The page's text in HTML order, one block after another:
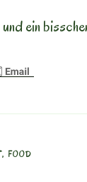
ein
, FOOD